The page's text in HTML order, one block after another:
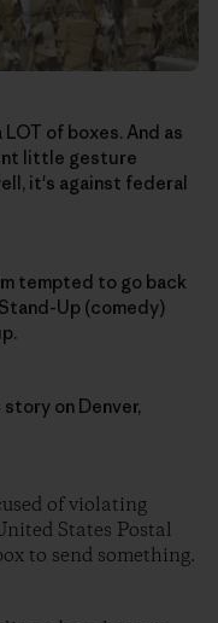
of boxes. And as
little gesture
it's against federal
tempted to go back
Up (comedy)
on Denver,
of violating
States Postal
to send something.